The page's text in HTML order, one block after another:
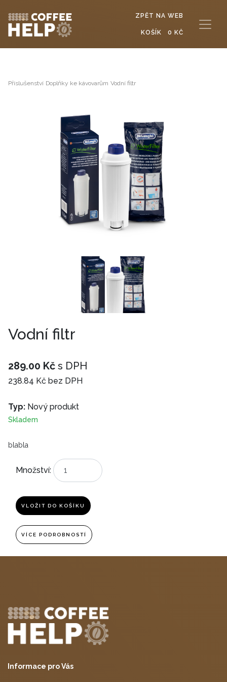
ZPĚT NA WEB
KOŠÍK 0 KČ
Příslušenství Doplňky ke kávovarům Vodní filtr
Vodní filtr
289.00 Kč s DPH
238.84 Kč bez DPH
Typ: Nový produkt
Skladem
blabla
Množství:
VLOŽIT DO KOŠÍKU
VÍCE PODROBNOSTÍ
Informace pro Vás